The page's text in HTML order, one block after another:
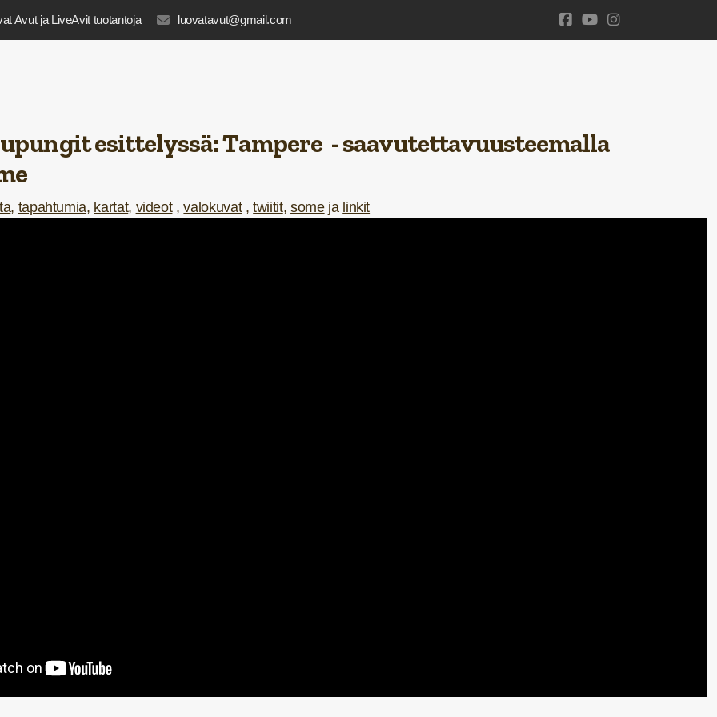
Avut ja LiveAvit tuotantoja luovatavut@gmail.com
esittelyssä:Tampere - saavutettavuusteemalla
, tapahtumia, kartat, videot,valokuvat,twiitit,someja linkit